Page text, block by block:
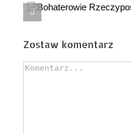
Czy to
Zostaw komentarz
Comment